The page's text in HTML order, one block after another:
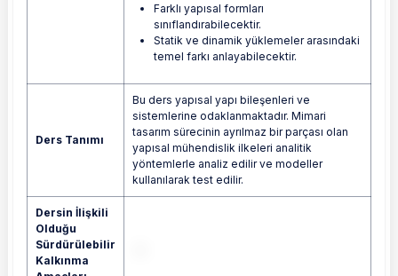
Farklı yapısal formları
sınıflandırabilecektir.
Statik ve dinamik yüklemeler arasındaki
temel farkı anlayabilecektir.
Ders Tanımı
Bu ders yapısal yapı bileşenleri ve
sistemlerine odaklanmaktadır. Mimari
tasarım sürecinin ayrılmaz bir parçası olan
yapısal mühendislik ilkeleri analitik
yöntemlerle analiz edilir ve modeller
kullanılarak test edilir.
Dersin İlişkili
Olduğu
Sürdürülebilir
Kalkınma